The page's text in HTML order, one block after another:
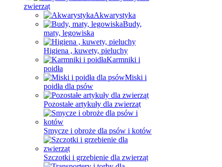
zwierząt
Akwarystyka
Budy,
maty, legowiska
Higiena , kuwety, pieluchy
Karmniki i
poidła
Miski i
poidła dla psów
Pozostałe artykuły dla zwierząt
Smycze i obroże dla psów i kotów
Szczotki i grzebienie dla zwierząt